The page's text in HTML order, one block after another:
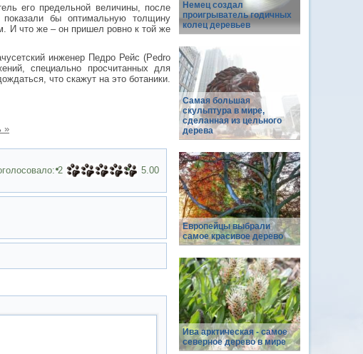
его предельной величины, после
бы оптимальную толщину
И что же – он пришел ровно к той же
инженер Педро Рейс (Pedro
специально просчитанных для
что скажут на это ботаники.
»
2 5.00
Немец создал
проигрыватель годичных
колец деревьев
Самая большая
скульптура в мире,
сделанная из цельного
дерева
Европейцы выбрали
самое красивое дерево
Ива арктическая - самое
северное дерево в мире